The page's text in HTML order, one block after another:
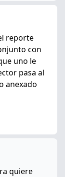
reporte
con
uno le
pasa al
anexado
quiere